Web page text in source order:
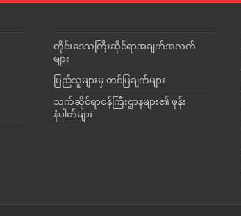
တိုင်းဒေသကြီးဆိုင်ရာအချက်အလက်
များ
ပြည်သူများမှ တင်ပြချက်များ
သက်ဆိုင်ရာဝန်ကြီးဌာနများ၏ ဖုန်း
နံပါတ်များ